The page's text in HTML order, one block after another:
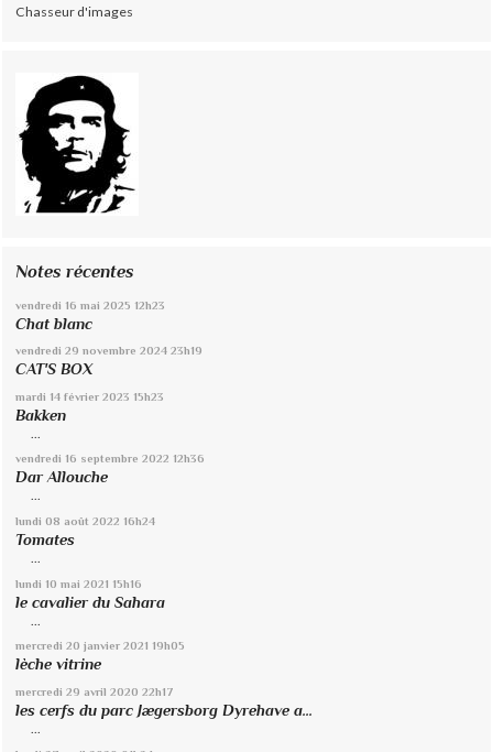
Chasseur d'images
Notes récentes
vendredi 16 mai 2025 12h23
Chat blanc
vendredi 29 novembre 2024 23h19
CAT'S BOX
mardi 14 février 2023 15h23
Bakken
vendredi 16 septembre 2022 12h36
Dar Allouche
...
lundi 08 août 2022 16h24
Tomates
...
lundi 10 mai 2021 15h16
le cavalier du Sahara
mercredi 20 janvier 2021 19h05
lèche vitrine
mercredi 29 avril 2020 22h17
les cerfs du parc Jægersborg Dyrehave a...